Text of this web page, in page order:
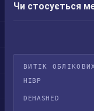
Чи стосується
ВИТІК
HIBP
DEHASHED